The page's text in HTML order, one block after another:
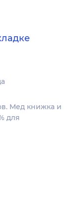
Мед книжка и
для